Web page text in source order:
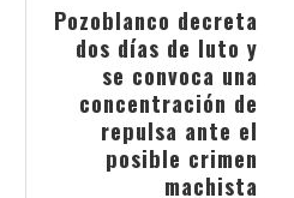
Pozoblanco decreta
dos días de luto y
se convoca una
concentración de
repulsa ante el
posible crimen
machista